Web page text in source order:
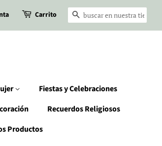
Carrito Buscar
Fiestas y Celebraciones
Recuerdos Religiosos
Productos